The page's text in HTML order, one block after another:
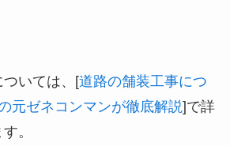
いては、[道路の舗装工事につ
元ゼネコンマンが徹底解説]で詳
。